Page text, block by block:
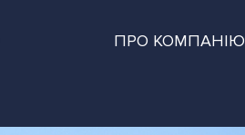
ПРО КОМПАНІЮ